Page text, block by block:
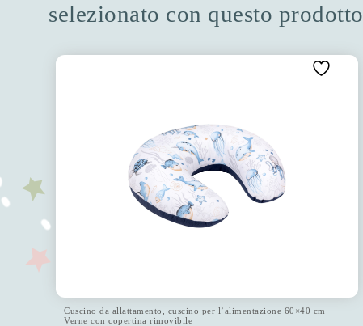
selezionato con questo prodotto
Cuscino da allattamento, cuscino per l’alimentazione 60×40 cm
Verne con copertina rimovibile